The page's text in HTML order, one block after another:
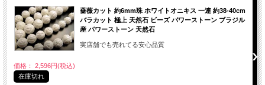
薔薇カット 約6mm珠 ホワイトオニキス 一連 約38-40cm
バラカット 極上 天然石 ビーズ パワーストーン ブラジル
産 パワーストーン 天然石
実店舗でも売れてる安心品質
価格： 2,596円(税込)
在庫切れ